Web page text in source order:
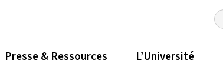
Presse & Ressources L’Université